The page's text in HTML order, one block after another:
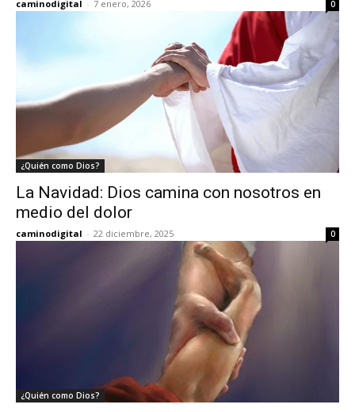
caminodigital - 7 enero, 2026 0
¿Quién como Dios?
La Navidad: Dios camina con nosotros en
medio del dolor
caminodigital - 22 diciembre, 2025 0
¿Quién como Dios?